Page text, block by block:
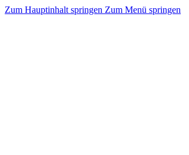
Zum Hauptinhalt springen Zum Menü springen